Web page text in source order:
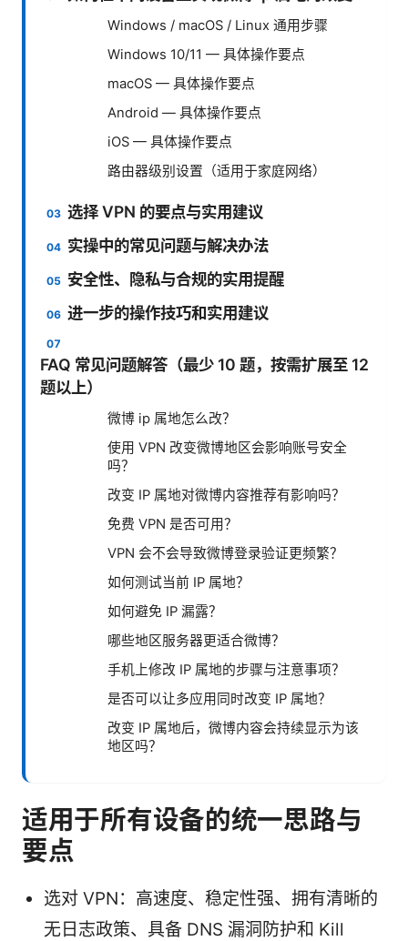
Windows / macOS / Linux 通用步骤
Windows 10/11 — 具体操作要点
macOS — 具体操作要点
Android — 具体操作要点
iOS — 具体操作要点
路由器级别设置（适用于家庭网络）
选择 VPN 的要点与实用建议
实操中的常见问题与解决办法
安全性、隐私与合规的实用提醒
进一步的操作技巧和实用建议
FAQ 常见问题解答（最少 10 题，按需扩展至 12
题以上）
微博 ip 属地怎么改？
使用 VPN 改变微博地区会影响账号安全
吗？
改变 IP 属地对微博内容推荐有影响吗？
免费 VPN 是否可用？
VPN 会不会导致微博登录验证更频繁？
如何测试当前 IP 属地？
如何避免 IP 漏露？
哪些地区服务器更适合微博？
手机上修改 IP 属地的步骤与注意事项？
是否可以让多应用同时改变 IP 属地？
改变 IP 属地后，微博内容会持续显示为该
地区吗？
适用于所有设备的统一思路与
要点
选对 VPN：高速度、稳定性强、拥有清晰的
无日志政策、具备 DNS 漏洞防护和 Kill